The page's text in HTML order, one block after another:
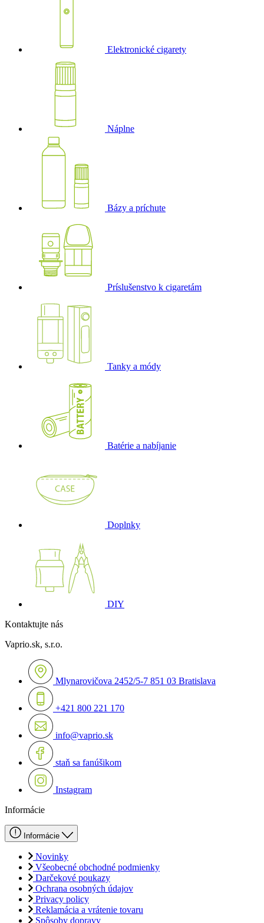
Elektronické cigarety
Náplne
Bázy a príchute
Príslušenstvo k cigaretám
Tanky a módy
Batérie a nabíjanie
Doplnky
DIY
Kontaktujte nás
Vaprio.sk, s.r.o.
Mlynarovičova 2452/5-7 851 03 Bratislava
+421 800 221 170
info@vaprio.sk
staň sa fanúšikom
Instagram
Informácie
Informácie
Novinky
Všeobecné obchodné podmienky
Darčekové poukazy
Ochrana osobných údajov
Privacy policy
Reklamácia a vrátenie tovaru
Spôsoby dopravy